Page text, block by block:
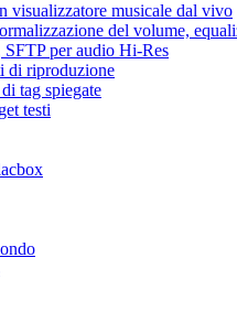
visualizzatore musicale dal vivo
del volume,
per audio Hi-Res
di riproduzione
tag spiegate
testi